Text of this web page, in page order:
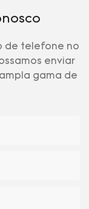
de telefone no
enviar
gama de